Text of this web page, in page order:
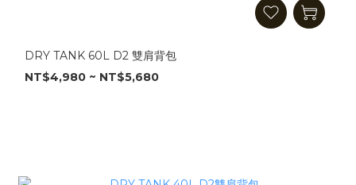
DRY TANK 60L D2 雙肩背包
NT$4,980 ~ NT$5,680